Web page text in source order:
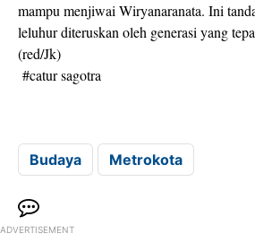
mampu menjiwai Wiryanaranata. Ini
leluhur diteruskan oleh generasi yang
(red/Jk)
#catur sagotra
Budaya Metrokota
ADVERTISEMENT